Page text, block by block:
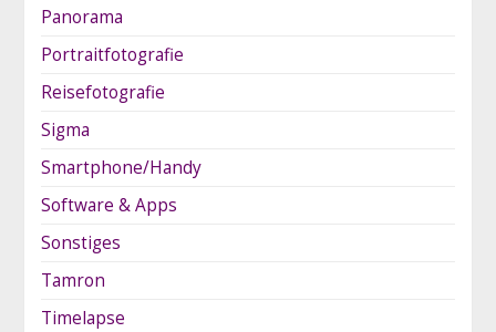
Panorama
Portraitfotografie
Reisefotografie
Sigma
Smartphone/Handy
Software & Apps
Sonstiges
Tamron
Timelapse